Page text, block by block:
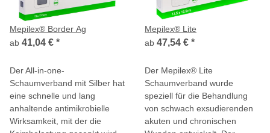
Mepilex® Border Ag
ab 41,04 € *
Der All-in-one-
Schaumverband mit Silber hat
eine schnelle und lang
anhaltende antimikrobielle
Wirksamkeit, mit der die
Mepilex® Lite
ab 47,54 € *
Der Mepilex® Lite
Schaumverband wurde
speziell für die Behandlung
von schwach exsudierenden
akuten und chronischen